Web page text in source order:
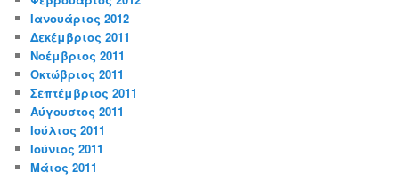
Ιανουάριος 2012
Δεκέμβριος 2011
Νοέμβριος 2011
Οκτώβριος 2011
Σεπτέμβριος 2011
Αύγουστος 2011
Ιούλιος 2011
Ιούνιος 2011
Μάιος 2011